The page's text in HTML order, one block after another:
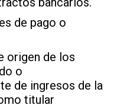
de pago o
origen de los
o
de ingresos de la
titular